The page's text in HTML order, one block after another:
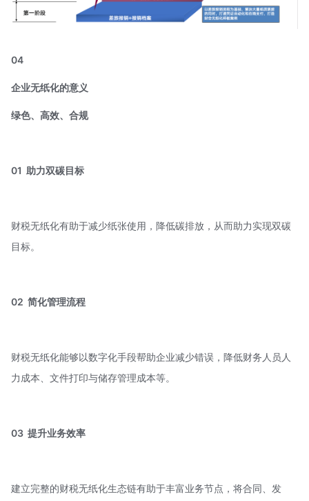
04
企业无纸化的意义
绿色、高效、合规
01 助力双碳目标
财税无纸化有助于减少纸张使用，降低碳排放，从而助力实现双碳
目标。
02 简化管理流程
财税无纸化能够以数字化手段帮助企业减少错误，降低财务人员人
力成本、文件打印与储存管理成本等。
03 提升业务效率
建立完整的财税无纸化生态链有助于丰富业务节点，将合同、发